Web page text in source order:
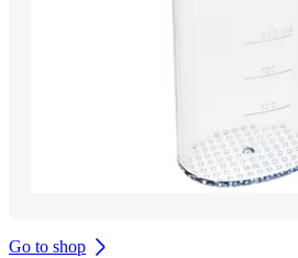
Go to shop